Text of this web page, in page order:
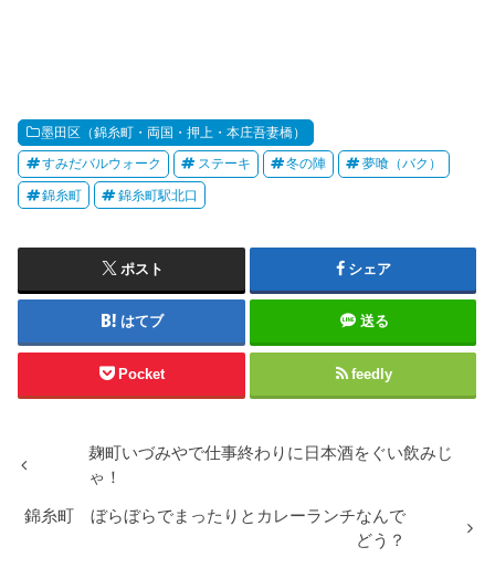
墨田区（錦糸町・両国・押上・本庄吾妻橋）
すみだバルウォーク ステーキ 冬の陣 夢喰（バク）
錦糸町 錦糸町駅北口
ポスト シェア
はてブ 送る
Pocket feedly
麹町いづみやで仕事終わりに日本酒をぐい飲みじ
ゃ！
錦糸町 ぼらぼらでまったりとカレーランチなんで
どう？